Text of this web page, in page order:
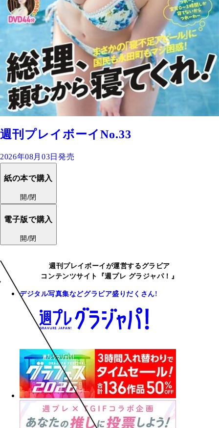
週刊プレイボーイNo.33
2026年08月03日発売
紙の本で購入
開/閉
電子版で購入
開/閉
週刊プレイボーイが運営するグラビア
コンテンツサイト『週プレ グラジャパ！』
デジタル写真集などグラビア盛りだくさん!